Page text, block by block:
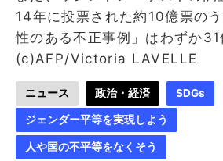
14年に投票された約10億票の
性のある不正事例」はわずか31
(c)AFP/Victoria LAVELLE
ニュース 政治・経済 SDGs
ジェンダー平等を実現しよう
人や国の不平等をなくそう